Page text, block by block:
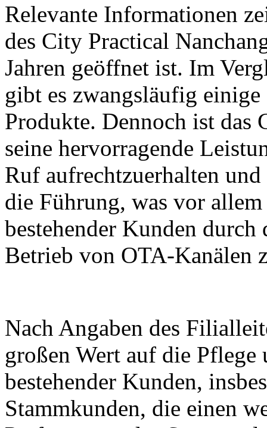
Relevante Informationen
des City Practical
Jahren geöffnet ist. Im
gibt es zwangsläufig
Produkte. Dennoch ist das
seine hervorragende
Ruf aufrechtzuerhalten
die Führung, was vor
bestehender Kunden
Betrieb von OTA-Kanälen
Nach Angaben des
großen Wert auf die
bestehender Kunden,
Stammkunden, die einen